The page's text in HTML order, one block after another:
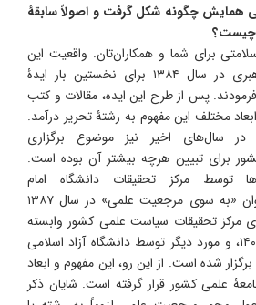
همایش چگونه شکل گرفت و اصولاً سابقۀ
چیست؟
برای شما و همکاران‌تان. واقعیت این
است که مقام معظم رهبری در سال ۱۳۸۴ برای نخستین بار ایدۀ
پس از طرح این ایده، مقالات و کتب
مختلف این مفهوم به رشتۀ تحریر درآمد.
سال‌های اخیر نیز موضوع برگزاری
برای تبیین هرچه بیشتر آن بوده است.
توسط مرکز تحقیقات دانشگاه امام
صادق(علیه‌السلام) با عنوان «به سوی مرجعیت علمی» در سال ۱۳۸۷
مرکز تحقیقات سیاست‌ علمی کشور وابسته
به وزارت علوم در سال ۱۴۰۲، و مورد دیگر توسط دانشگاه آزاد اسلامی
واحد مشهد در سال ۱۴۰۲ برگزار شده است. از این رو، این مفهوم و ابعاد
علمی کشور قرار گرفته است. شایان ذکر